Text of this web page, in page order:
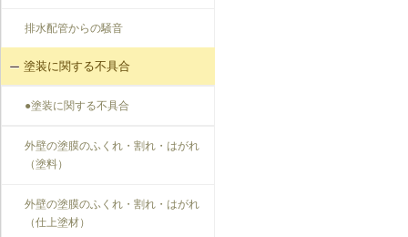
排水配管からの騒音
塗装に関する不具合
●塗装に関する不具合
外壁の塗膜のふくれ・割れ・はがれ
（塗料）
外壁の塗膜のふくれ・割れ・はがれ
（仕上塗材）